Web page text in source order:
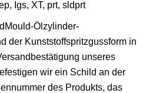
Igs, XT, prt, sldprt
Ölzylinder-
der Kunststoffspritzgussform in
unseres
wir ein Schild an der
des Produkts, das